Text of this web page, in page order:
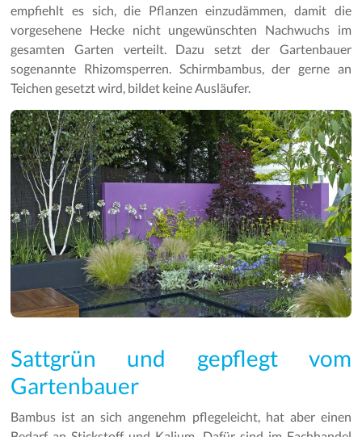
empfiehlt es sich, die Pflanzen einzudämmen, damit die
vorgesehene Hecke nicht ungewünschten Nachwuchs im
gesamten Garten verteilt. Dazu setzt der Gartenbauer
sogenannte Rhizomsperren. Schirmbambus, der gerne an
Teichen gesetzt wird, bildet keine Ausläufer.
Sattgrün und gepflegt vom
Gartenbauer
Bambus ist an sich angenehm pflegeleicht, hat aber einen